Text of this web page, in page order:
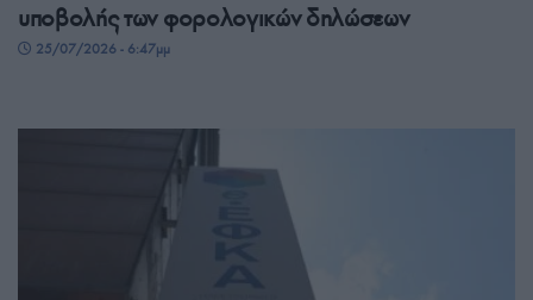
υποβολής των φορολογικών δηλώσεων
25/07/2026 - 6:47μμ